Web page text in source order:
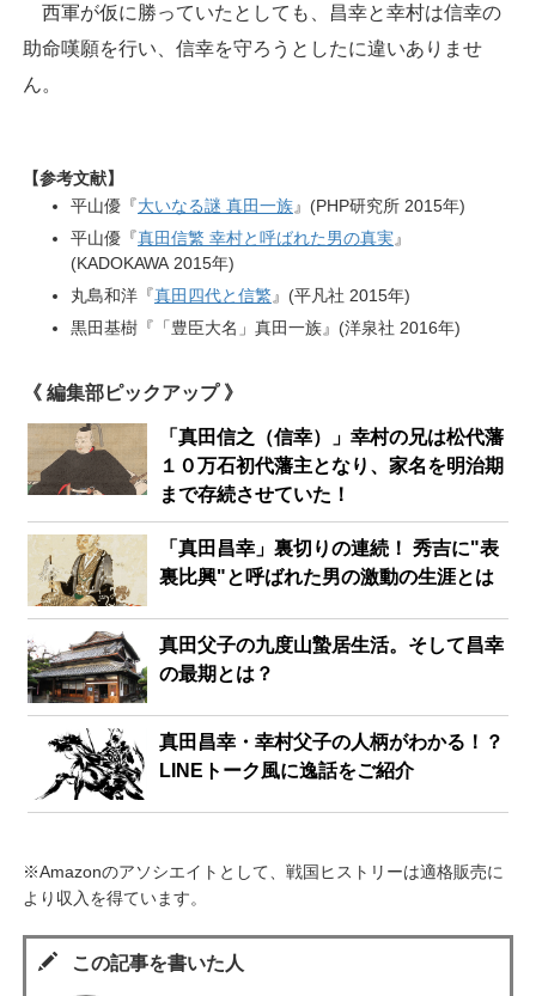
西軍が仮に勝っていたとしても、昌幸と幸村は信幸の
助命嘆願を行い、信幸を守ろうとしたに違いありませ
ん。
【参考文献】
平山優『 大いなる謎 真田一族』(PHP研究所 2015年)
平山優『真田信繁 幸村と呼ばれた男の真実』
(KADOKAWA 2015年)
丸島和洋『真田四代と信繁 』(平凡社 2015年)
黒田基樹『「豊臣大名」真田一族』(洋泉社 2016年)
《 編集部ピックアップ 》
「真田信之（信幸）」幸村の兄は松代藩
１０万石初代藩主となり、家名を明治期
まで存続させていた！
「真田昌幸」裏切りの連続！ 秀吉に"表
裏比興"と呼ばれた男の激動の生涯とは
真田父子の九度山蟄居生活。そして昌幸
の最期とは？
真田昌幸・幸村父子の人柄がわかる！？
LINEトーク風に逸話をご紹介
※Amazonのアソシエイトとして、戦国ヒストリーは適格販売に
より収入を得ています。
この記事を書いた人